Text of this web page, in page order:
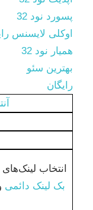
پسورد نود 32
اوکلی لایسنس
همیار نود 32
بهترین سئو
رایگان
انتخاب
بک لینک دائمی